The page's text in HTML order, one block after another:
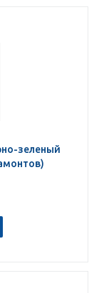
зеленый
(Мамонтов)